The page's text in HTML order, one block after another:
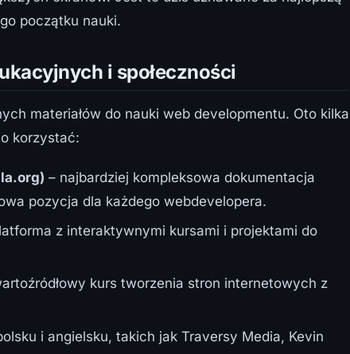
początku nauki.
i społeczności
materiałów do nauki web developmentu. Oto kilka
korzystać:
– najbardziej kompleksowa dokumentacja
pozycja dla każdego webdevelopera.
z interaktywnymi kursami i projektami do
kurs tworzenia stron internetowych z
i angielsku, takich jak Traversy Media, Kevin